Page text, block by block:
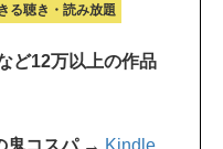
る聴き・読み放題
ど12万以上の作品
鬼コスパ → Kindle